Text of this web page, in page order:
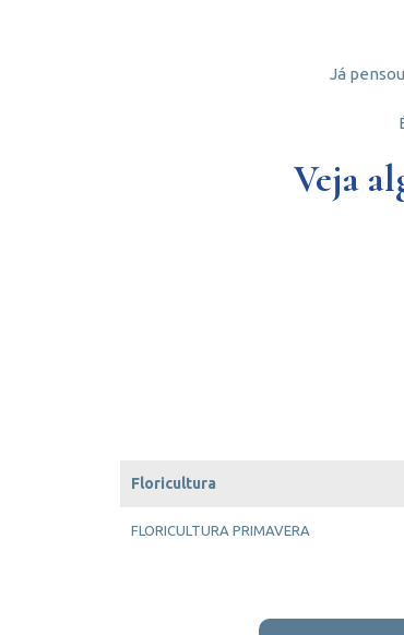
Já
Veja
Floricultura
FLORICULTURA PRIMAVERA